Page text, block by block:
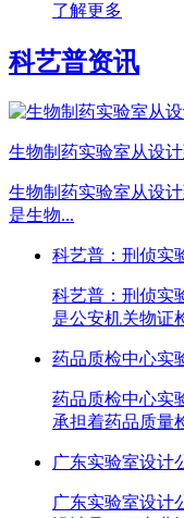
了解更多
科艺普资讯
生物制药实验室从设
生物制药实验室从设
是生物...
科艺普：刑侦实
科艺普：刑侦实
是公安机关物证
药品质检中心实
药品质检中心实
承担着药品质量
广东实验室设计
广东实验室设计